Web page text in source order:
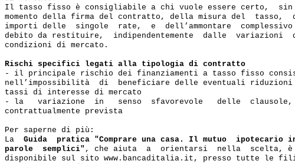
Il tasso fisso è consigliabile a chi vuole essere certo,
momento della firma del contratto, della misura del  tasso,
importi delle  singole  rate,  e  dell’ammontare
debito da restituire,  indipendentemente  dalle  variazioni
condizioni di mercato.
Rischi specifici legati alla tipologia di contratto
- il principale rischio dei finanziamenti a tasso fisso
nell’impossibilità  di  beneficiare delle eventuali riduzioni
tassi di interesse di mercato
- la   variazione  in   senso  sfavorevole   delle  clausole,
contrattualmente prevista
Per saperne di più:
La Guida  pratica "Comprare una casa. Il mutuo  ipotecario
parole  semplici" , che aiuta  a  orientarsi  nella  scelta, è
disponibile sul sito www.bancaditalia.it, presso tutte le